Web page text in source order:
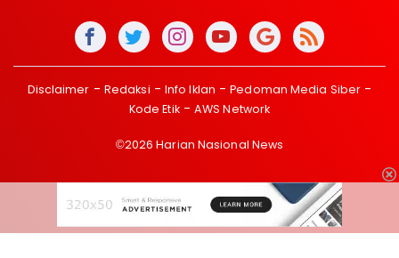
Disclaimer Redaksi Info Iklan
Pedoman Media Siber
Kode Etik
AWS Network
©2026 Harian Nasional News